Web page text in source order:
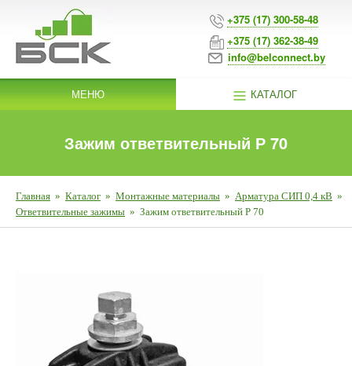
+375 (17) 300-58-48
+375 (17) 362-38-49
info@belconnect.by
МЕНЮ КАТАЛОГ
Зажим ответвительный Р 70
Главная » Каталог » Монтажные материалы » Арматура СИП 0,4 кВ »
Ответвительные зажимы » Зажим ответвительный Р 70